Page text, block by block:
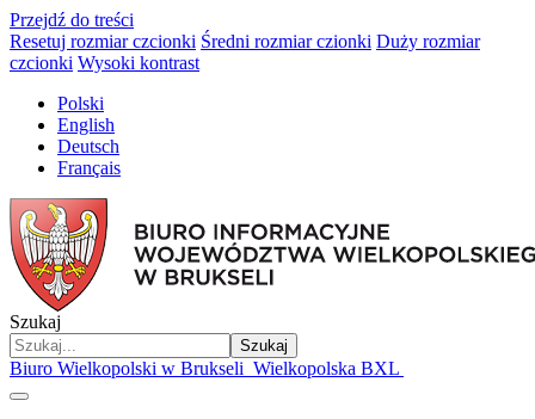
Przejdź do treści
Resetuj rozmiar czcionki Średni rozmiar czionki Duży rozmiar
czcionki Wysoki kontrast
Polski
English
Deutsch
Français
Szukaj
Szukaj
Biuro Wielkopolski w Brukseli Wielkopolska BXL